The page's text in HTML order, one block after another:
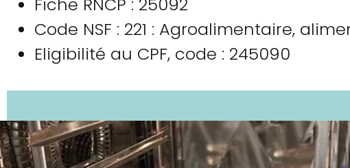
Fiche RNCP : 25092
Code NSF : 221 : Agroalimentaire,
Eligibilité au CPF, code : 245090